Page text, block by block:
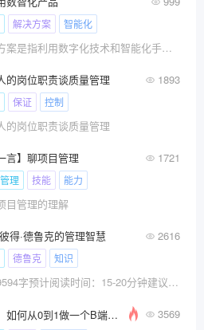
解决方案 智能化
数智化解决方案是指利用数字化技术和智能化手段，通过数据的收集、分析和处理，提升企业或组织的管理效率和决策水平，从而实现业务优化和创新的综合性解决方案。
的岗位职责谈质量管理 1893
保证 控制
的岗位职责谈质量管理
言】聊项目管理 1721
理 技能 能力
目管理的理解
得·德鲁克的管理智慧 2616
德鲁克 知识
正文字数：9594字预计阅读时间：15-20分钟建议收藏备用彼得·德鲁克，被誉为现代管理学的奠基
【深度案例】如何从0到1做一个B端产品？ 3569